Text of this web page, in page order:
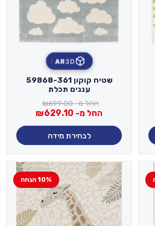
3D
AR
שטיח קוקון 59868-361
עננים תכלת
החל מ- ₪699.00
החל מ- ₪629.10
לבחירת מידה
10% הנחה